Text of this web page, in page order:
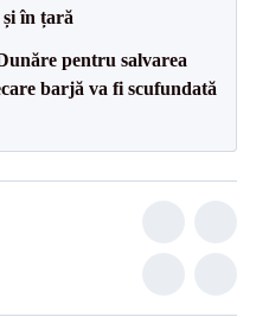
în țară
pentru salvarea
barjă va fi scufundată